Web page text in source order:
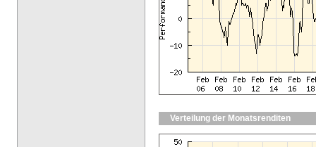
Verteilung der Monatsrenditen